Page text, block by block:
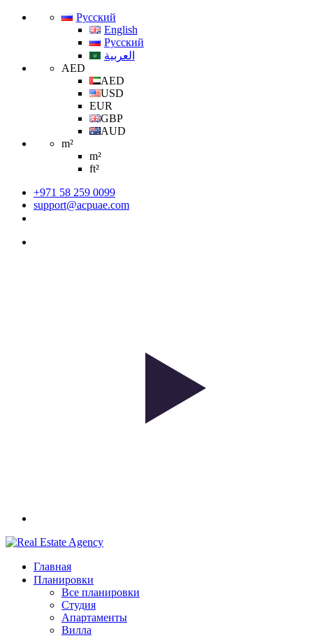
Русский
English
Русский
العربية
AED
AED
USD
EUR
GBP
AUD
m²
m²
ft²
+971 58 259 0099
support@acpuae.com
Главная
Планировки
Все планировки
Студия
Апартаменты
Вилла